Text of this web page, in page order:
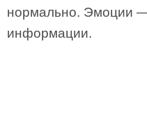
нормально. Эмоции
информации.